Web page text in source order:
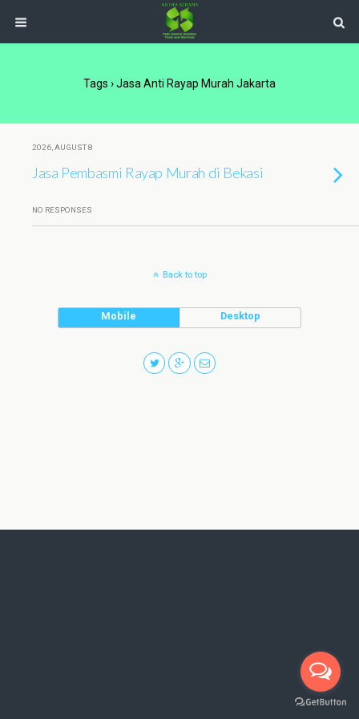
Tags › Jasa Anti Rayap Murah Jakarta
2026, AUGUST 8
Jasa Pembasmi Rayap Murah di Bekasi
NO RESPONSES
Back to top
Mobile Desktop